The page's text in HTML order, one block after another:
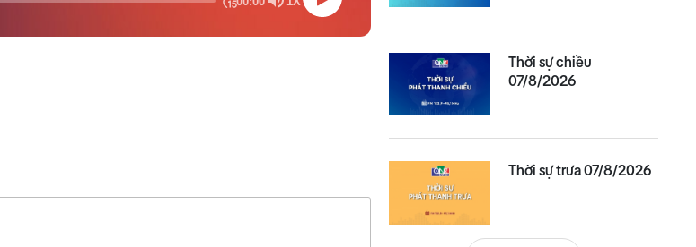
Thời sự chiều
07/8/2026
Thời sự trưa 07/8/2026